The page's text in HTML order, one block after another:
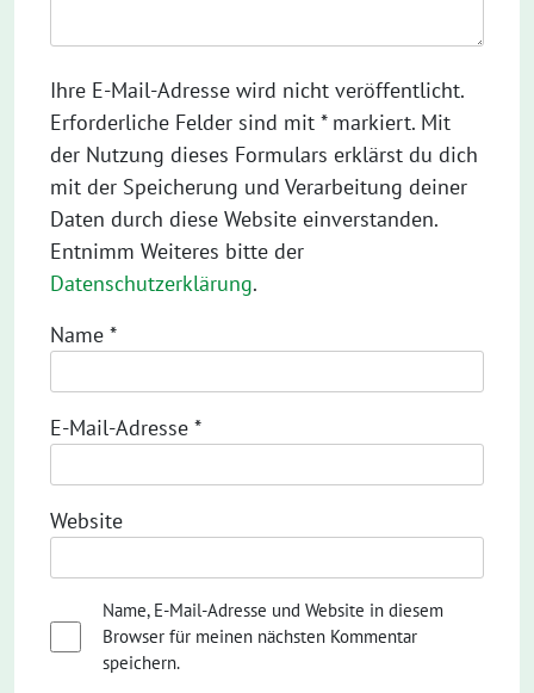
Ihre E-Mail-Adresse wird nicht veröffentlicht.
Erforderliche Felder sind mit * markiert. Mit
der Nutzung dieses Formulars erklärst du dich
mit der Speicherung und Verarbeitung deiner
Daten durch diese Website einverstanden.
Entnimm Weiteres bitte der
Datenschutzerklärung.
Name *
E-Mail-Adresse *
Website
Name, E-Mail-Adresse und Website in diesem
Browser für meinen nächsten Kommentar
speichern.